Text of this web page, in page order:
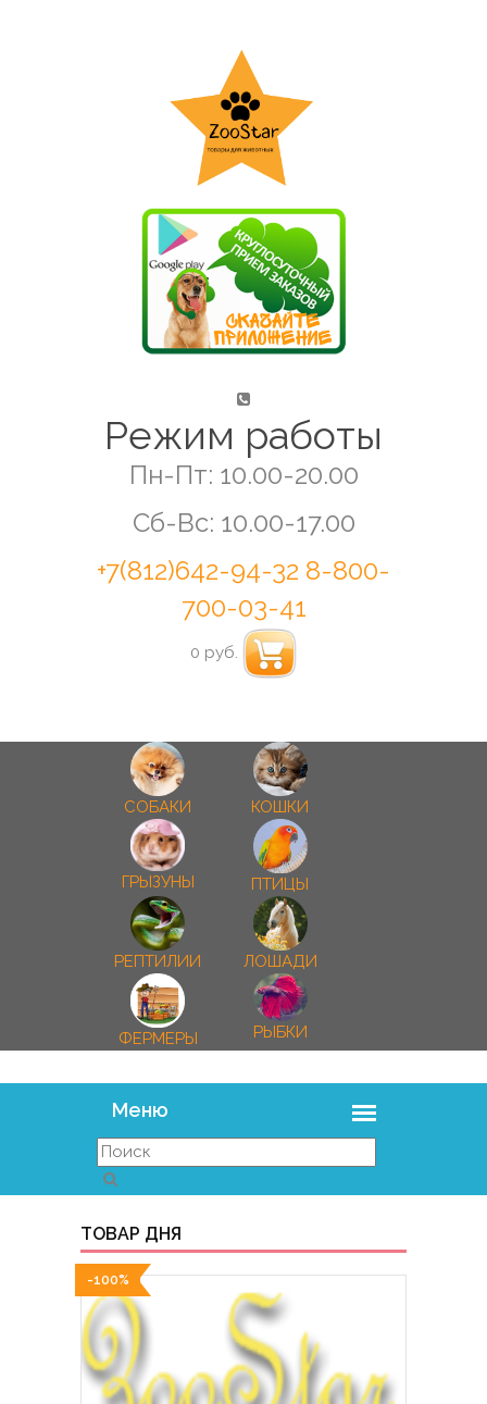
Режим работы
Пн-Пт: 10.00-20.00
Сб-Вс: 10.00-17.00
+7(812)642-94-32 8-800-
700-03-41
0 руб.
СОБАКИ КОШКИ
ГРЫЗУНЫ ПТИЦЫ
РЕПТИЛИИ ЛОШАДИ
ФЕРМЕРЫ РЫБКИ
ТОВАР ДНЯ
-100%